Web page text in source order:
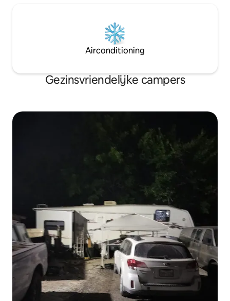
Airconditioning
Gezinsvriendelijke campers